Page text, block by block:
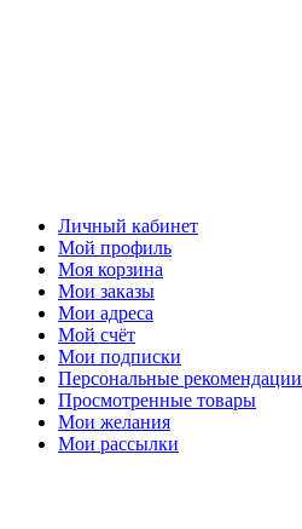
Личный кабинет
Мой профиль
Моя корзина
Мои заказы
Мои адреса
Мой счёт
Мои подписки
Персональные рекомендации
Просмотренные товары
Мои желания
Мои рассылки